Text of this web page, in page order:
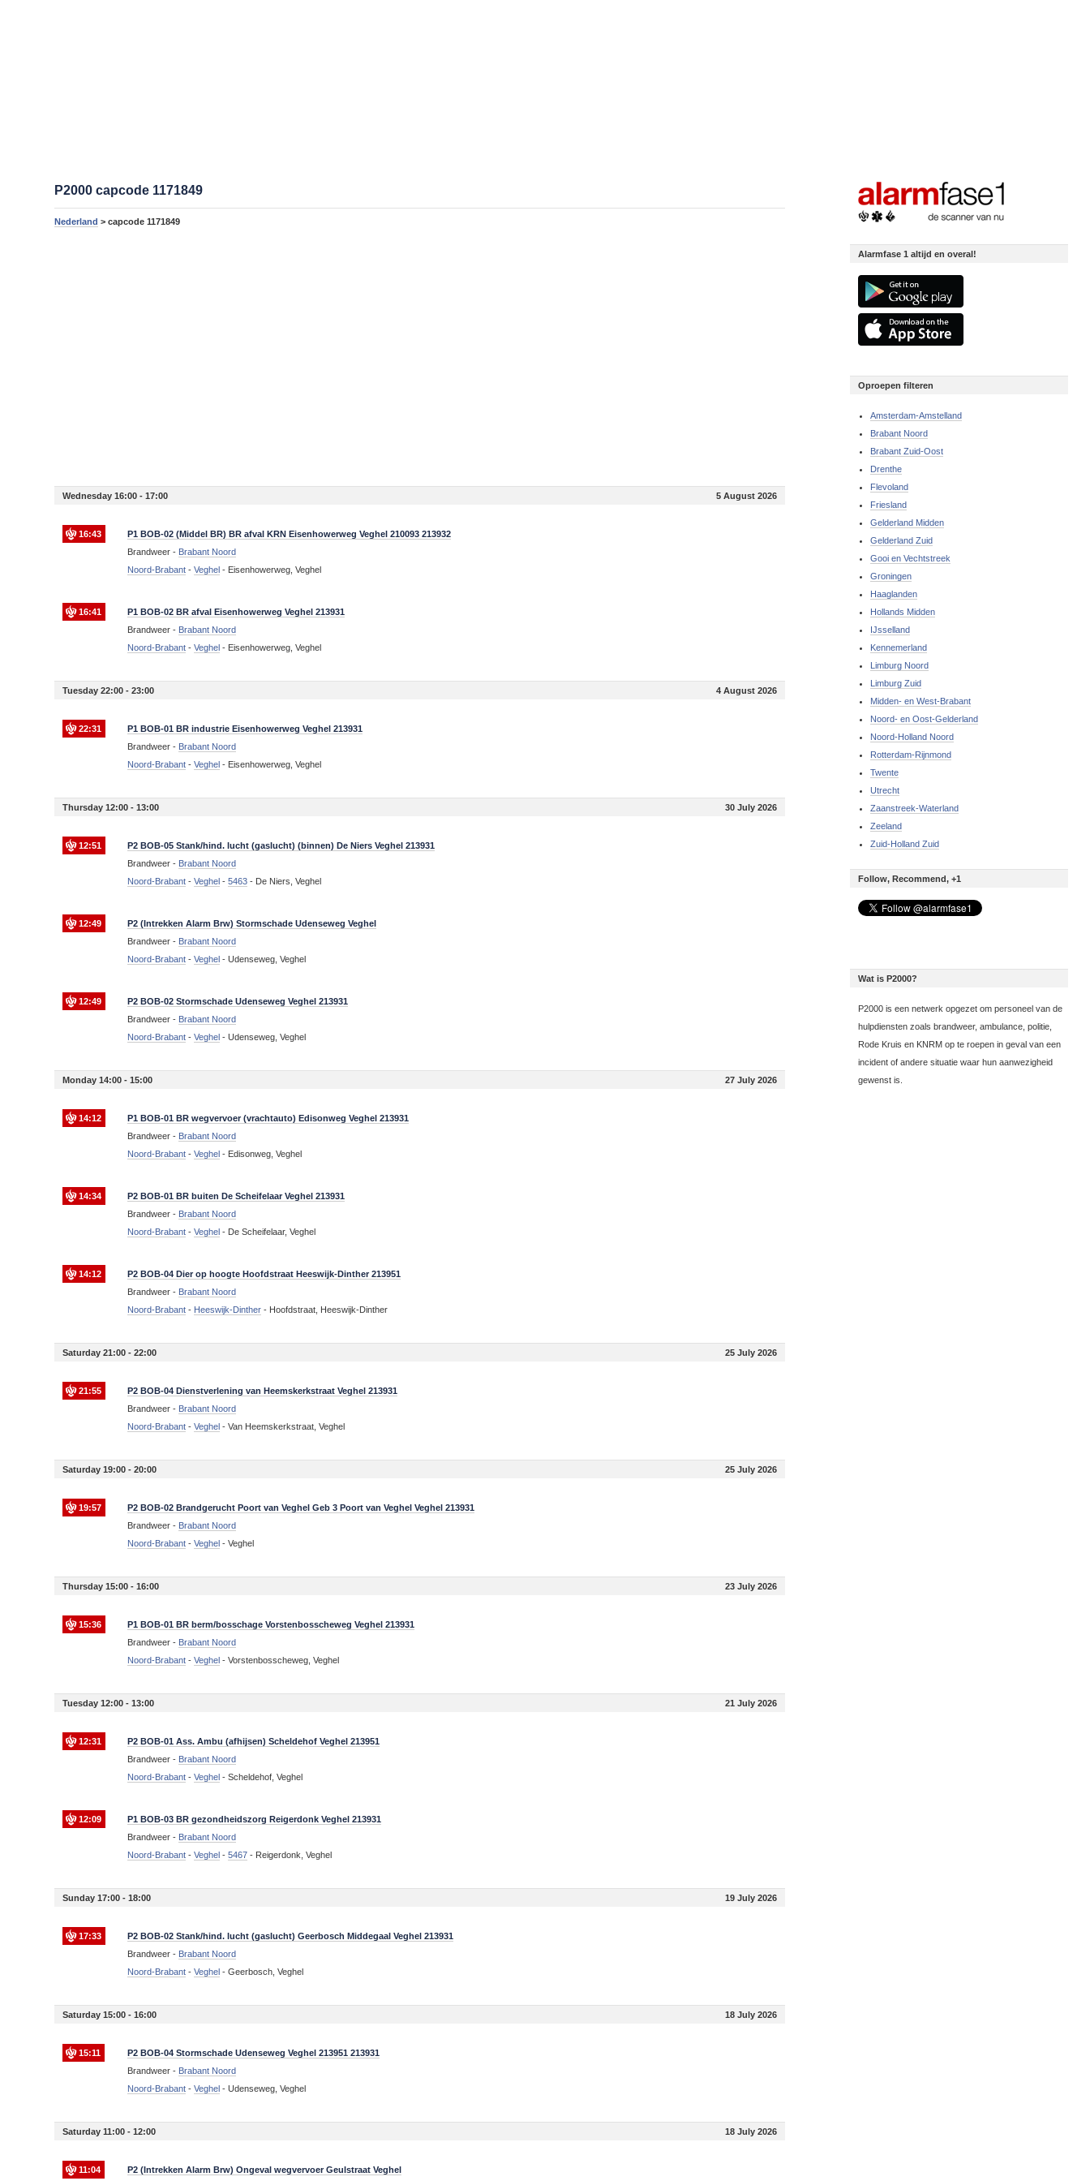
P2000 capcode 1171849
Nederland > capcode 1171849
Wednesday 16:00 - 17:00 5 August 2026
16:43
P1 BOB-02 (Middel BR) BR afval KRN Eisenhowerweg Veghel 210093 213932
Brandweer - Brabant Noord
Noord-Brabant -Veghel - Eisenhowerweg, Veghel
16:41
P1 BOB-02 BR afval Eisenhowerweg Veghel 213931
Brandweer - Brabant Noord
Noord-Brabant -Veghel - Eisenhowerweg, Veghel
Tuesday 22:00 - 23:00 4 August 2026
22:31
P1 BOB-01 BR industrie Eisenhowerweg Veghel 213931
Brandweer - Brabant Noord
Noord-Brabant -Veghel - Eisenhowerweg, Veghel
Thursday 12:00 - 13:00 30 July 2026
12:51
P2 BOB-05 Stank/hind. lucht (gaslucht) (binnen) De Niers Veghel 213931
Brandweer - Brabant Noord
Noord-Brabant -Veghel -5463 - De Niers, Veghel
12:49
P2 (Intrekken Alarm Brw) Stormschade Udenseweg Veghel
Brandweer - Brabant Noord
Noord-Brabant -Veghel -Udenseweg, Veghel
12:49
P2 BOB-02 Stormschade Udenseweg Veghel 213931
Brandweer - Brabant Noord
Noord-Brabant -Veghel -Udenseweg, Veghel
Monday 14:00 - 15:00 27 July 2026
14:12
P1 BOB-01 BR wegvervoer (vrachtauto) Edisonweg Veghel 213931
Brandweer - Brabant Noord
Noord-Brabant -Veghel - Edisonweg, Veghel
14:34
P2 BOB-01 BR buiten De Scheifelaar Veghel 213931
Brandweer - Brabant Noord
Noord-Brabant -Veghel - De Scheifelaar, Veghel
14:12
P2 BOB-04 Dier op hoogte Hoofdstraat Heeswijk-Dinther 213951
Brandweer - Brabant Noord
Noord-Brabant - Heeswijk-Dinther - Hoofdstraat, Heeswijk-Dinther
Saturday 21:00 - 22:00 25 July 2026
21:55
P2 BOB-04 Dienstverlening van Heemskerkstraat Veghel 213931
Brandweer - Brabant Noord
Noord-Brabant -Veghel -Van Heemskerkstraat, Veghel
Saturday 19:00 - 20:00 25 July 2026
19:57
P2 BOB-02 Brandgerucht Poort van Veghel Geb 3 Poort van Veghel Veghel 213931
Brandweer - Brabant Noord
Noord-Brabant -Veghel -Veghel
Thursday 15:00 - 16:00 23 July 2026
15:36
P1 BOB-01 BR berm/bosschage Vorstenbosscheweg Veghel 213931
Brandweer - Brabant Noord
Noord-Brabant -Veghel -Vorstenbosscheweg, Veghel
Tuesday 12:00 - 13:00 21 July 2026
12:31
P2 BOB-01 Ass. Ambu (afhijsen) Scheldehof Veghel 213951
Brandweer - Brabant Noord
Noord-Brabant -Veghel -Scheldehof, Veghel
12:09
P1 BOB-03 BR gezondheidszorg Reigerdonk Veghel 213931
Brandweer - Brabant Noord
Noord-Brabant -Veghel -5467 - Reigerdonk, Veghel
Sunday 17:00 - 18:00 19 July 2026
17:33
P2 BOB-02 Stank/hind. lucht (gaslucht) Geerbosch Middegaal Veghel 213931
Brandweer - Brabant Noord
Noord-Brabant -Veghel -Geerbosch, Veghel
Saturday 15:00 - 16:00 18 July 2026
15:11
P2 BOB-04 Stormschade Udenseweg Veghel 213951 213931
Brandweer - Brabant Noord
Noord-Brabant -Veghel -Udenseweg, Veghel
Saturday 11:00 - 12:00 18 July 2026
11:04
P2 (Intrekken Alarm Brw) Ongeval wegvervoer Geulstraat Veghel
Alarmfase 1 altijd en overal!
Oproepen filteren
Amsterdam-Amstelland
Brabant Noord
Brabant Zuid-Oost
Drenthe
Flevoland
Friesland
Gelderland Midden
Gelderland Zuid
Gooi en Vechtstreek
Groningen
Haaglanden
Hollands Midden
IJsselland
Kennemerland
Limburg Noord
Limburg Zuid
Midden- en West-Brabant
Noord- en Oost-Gelderland
Noord-Holland Noord
Rotterdam-Rijnmond
Twente
Utrecht
Zaanstreek-Waterland
Zeeland
Zuid-Holland Zuid
Follow, Recommend, +1
Wat is P2000?
P2000 is een netwerk opgezet om personeel van de
hulpdiensten zoals brandweer, ambulance, politie,
Rode Kruis en KNRM op te roepen in geval van een
incident of andere situatie waar hun aanwezigheid
gewenst is.